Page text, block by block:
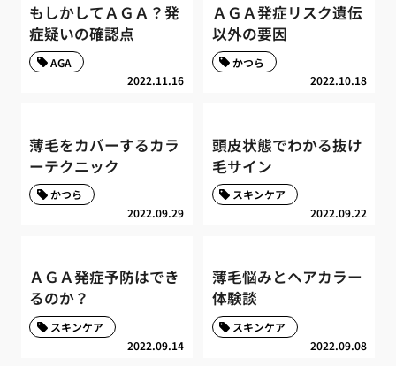
もしかしてＡＧＡ？発
症疑いの確認点
2022.11.16
AGA
ＡＧＡ発症リスク遺伝
以外の要因
2022.10.18
かつら
薄毛をカバーするカラ
ーテクニック
2022.09.29
かつら
頭皮状態でわかる抜け
毛サイン
2022.09.22
スキンケア
ＡＧＡ発症予防はでき
るのか？
2022.09.14
スキンケア
薄毛悩みとヘアカラー
体験談
2022.09.08
スキンケア